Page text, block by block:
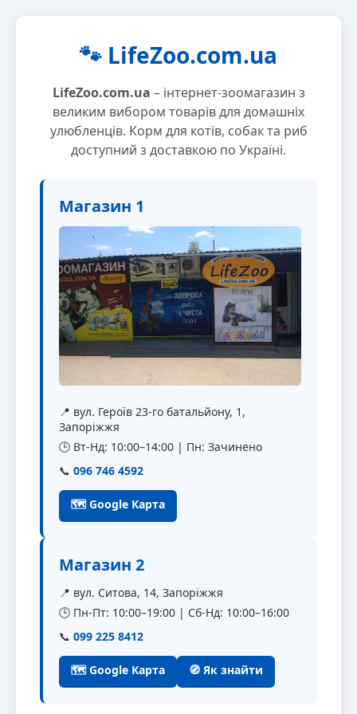
🐾 LifeZoo.com.ua
LifeZoo.com.ua – інтернет-зоомагазин з
великим вибором товарів для домашніх
улюбленців. Корм для котів, собак та риб
доступний з доставкою по Україні.
Магазин 1
📍 вул. Героїв 23-го батальйону, 1,
Запоріжжя
🕒 Вт-Нд: 10:00–14:00 | Пн: Зачинено
📞 096 746 4592
🗺 Google Карта
Магазин 2
📍 вул. Ситова, 14, Запоріжжя
🕒 Пн-Пт: 10:00–19:00 | Сб-Нд: 10:00–16:00
📞 099 225 8412
🗺 Google Карта 🧭 Як знайти